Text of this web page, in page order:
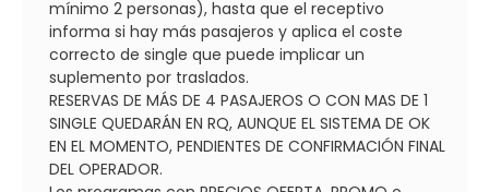
mínimo 2 personas), hasta que el receptivo
informa si hay más pasajeros y aplica el coste
correcto de single que puede implicar un
suplemento por traslados.
RESERVAS DE MÁS DE 4 PASAJEROS O CON MAS DE 1
SINGLE QUEDARÁN EN RQ, AUNQUE EL SISTEMA DE OK
EN EL MOMENTO, PENDIENTES DE CONFIRMACIÓN FINAL
DEL OPERADOR.